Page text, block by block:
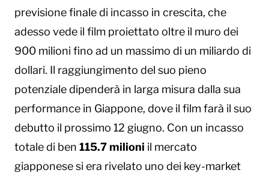
previsione finale di incasso in crescita, che
adesso vede il film proiettato oltre il muro dei
900 milioni fino ad un massimo di un miliardo di
dollari. Il raggiungimento del suo pieno
potenziale dipenderà in larga misura dalla sua
performance in Giappone, dove il film farà il suo
debutto il prossimo 12 giugno. Con un incasso
totale di ben 115.7 milioni il mercato
giapponese si era rivelato uno dei key-market